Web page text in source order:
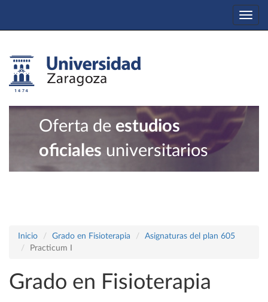
Oferta de estudios
oficiales universitarios
Inicio Grado en Fisioterapia
Asignaturas del plan 605
Practicum I
Grado en Fisioterapia